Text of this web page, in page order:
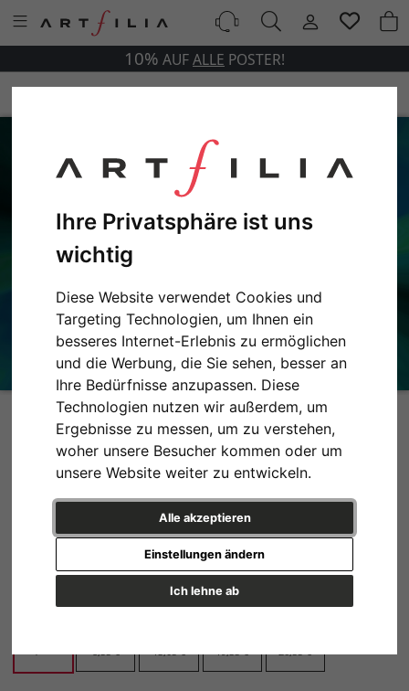
Ihre Privatsphäre ist uns
wichtig
Diese Website verwendet Cookies und
Targeting Technologien, um Ihnen ein
besseres Internet-Erlebnis zu ermöglichen
und die Werbung, die Sie sehen, besser an
Ihre Bedürfnisse anzupassen. Diese
Technologien nutzen wir außerdem, um
Ergebnisse zu messen, um zu verstehen,
woher unsere Besucher kommen oder um
unsere Website weiter zu entwickeln.
Alle akzeptieren
Ich lehne ab
Einstellungen ändern
10% AUFALLE POSTER!
Fraktal Warp Speed Variante 1 | 13x18 cm | Premium-Papier
Design
Variante 1
Format
8,55 €
13,05 €
19,35 €
26,55 €